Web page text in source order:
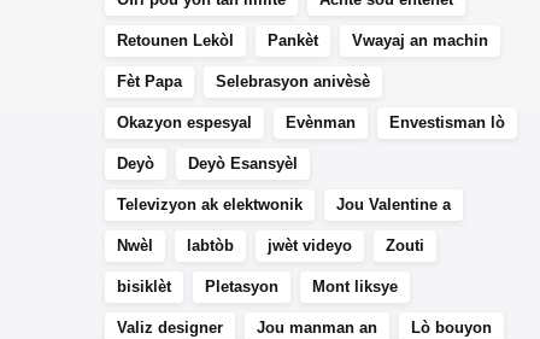
Retounen Lekòl Pankèt Vwayaj an machin
Fèt Papa Selebrasyon anivèsè
Okazyon espesyal Evènman Envestisman lò
Deyò Deyò Esansyèl
Televizyon ak elektwonik Jou Valentine a
Nwèl labtòb jwèt videyo Zouti
bisiklèt Pletasyon Mont liksye
Valiz designer Jou manman an Lò bouyon